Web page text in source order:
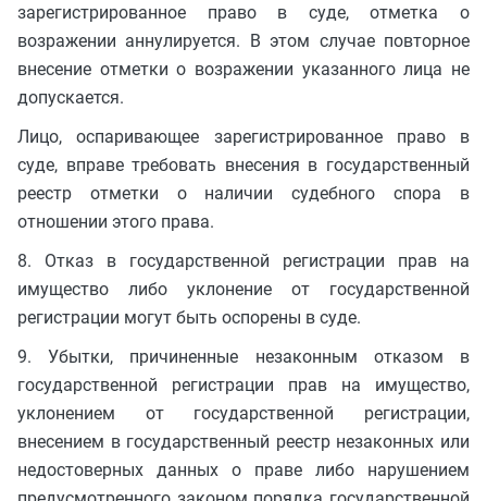
зарегистрированное право в суде, отметка о
возражении аннулируется. В этом случае повторное
внесение отметки о возражении указанного лица не
допускается.
Лицо, оспаривающее зарегистрированное право в
суде, вправе требовать внесения в государственный
реестр отметки о наличии судебного спора в
отношении этого права.
8. Отказ в государственной регистрации прав на
имущество либо уклонение от государственной
регистрации могут быть оспорены в суде.
9. Убытки, причиненные незаконным отказом в
государственной регистрации прав на имущество,
уклонением от государственной регистрации,
внесением в государственный реестр незаконных или
недостоверных данных о праве либо нарушением